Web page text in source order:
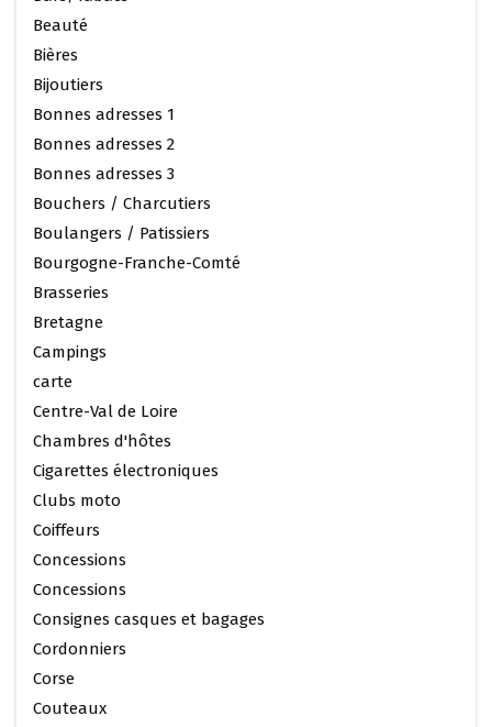
Beauté
Bières
Bijoutiers
Bonnes adresses 1
Bonnes adresses 2
Bonnes adresses 3
Bouchers / Charcutiers
Boulangers / Patissiers
Bourgogne-Franche-Comté
Brasseries
Bretagne
Campings
carte
Centre-Val de Loire
Chambres d'hôtes
Cigarettes électroniques
Clubs moto
Coiffeurs
Concessions
Concessions
Consignes casques et bagages
Cordonniers
Corse
Couteaux